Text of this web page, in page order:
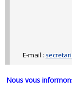
E-mail :
Nous vous informons que le District sera fermé pour les fêtes de